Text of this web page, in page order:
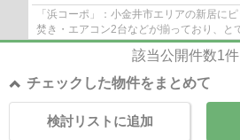
「浜コーポ」：小金井市エリアの新居に
焚き・エアコン2台などが揃っており、と
ソコンを使う方にオススメ物件、ネット回
該当公開件数1
チェックした物件をまとめて
検討リストに追加